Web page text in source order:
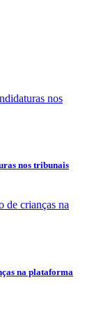
nos tribunais
na plataforma